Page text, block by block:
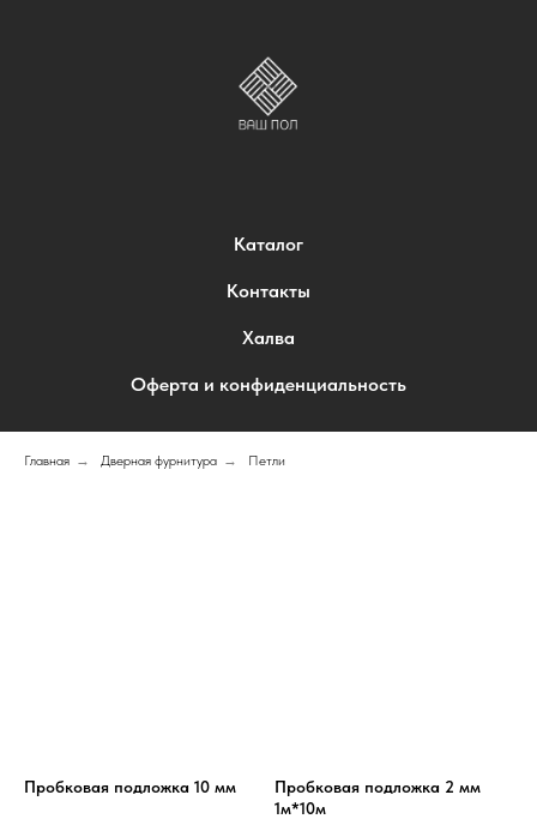
Каталог
Контакты
Халва
Оферта и конфиденциальность
Главная → Дверная фурнитура → Петли
Пробковая подложка 10 мм
Пробковая подложка 2 мм
1м*10м